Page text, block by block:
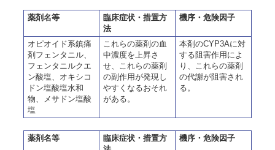
薬剤名等
臨床症状・措置方
法
機序・危険因子
オピオイド系鎮痛
剤フェンタニル、
フェンタニルクエ
ン酸塩、オキシコ
ドン塩酸塩水和
物、メサドン塩酸
塩
これらの薬剤の血
中濃度を上昇さ
せ、これらの薬剤
の副作用が発現し
やすくなるおそれ
がある。
本剤のCYP3Aに対
する阻害作用によ
り、これらの薬剤
の代謝が阻害され
る。
薬剤名等
臨床症状・措置方
機序・危険因子